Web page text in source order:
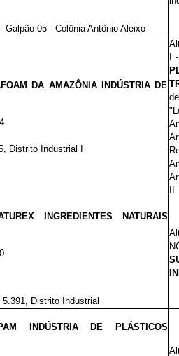
Galpão 05 - Colônia Antônio Aleixo
DA AMAZÔNIA INDÚSTRIA DE
Distrito Industrial I
I
INGREDIENTES NATURAIS
Distrito Industrial
INDÚSTRIA DE PLÁSTICOS